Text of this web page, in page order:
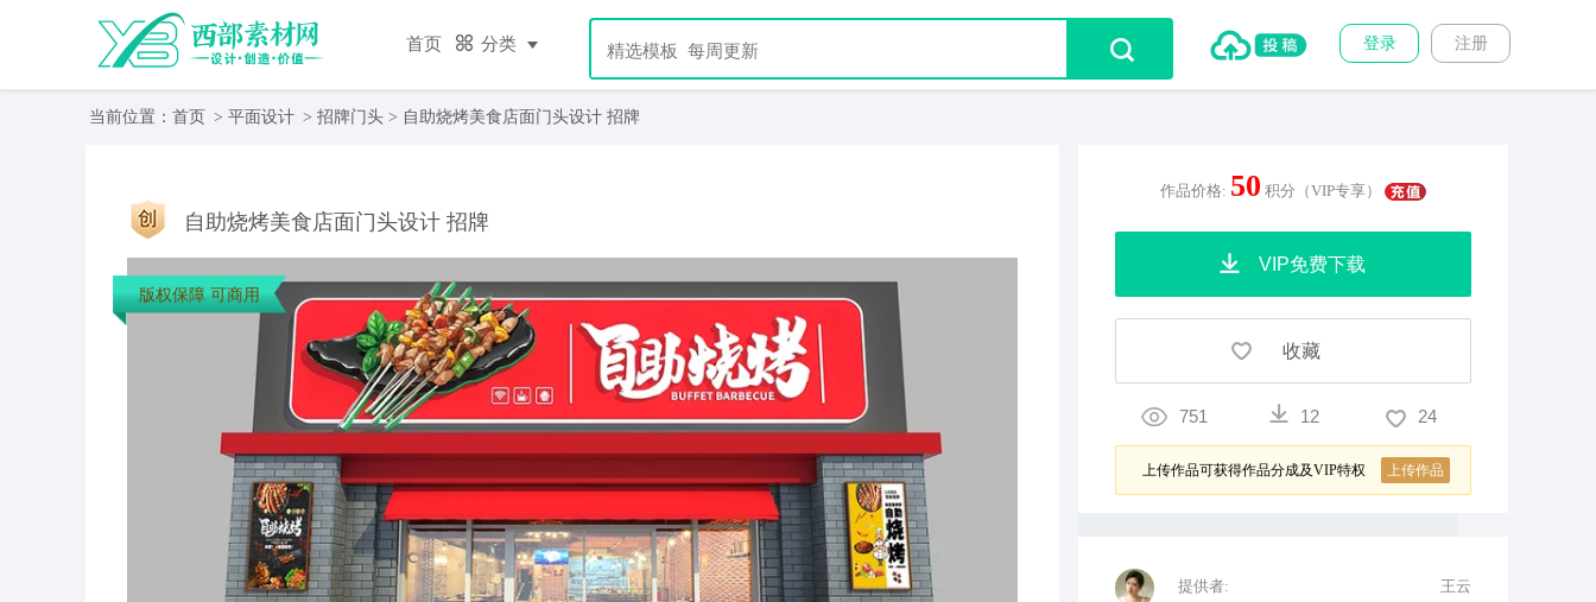
首页 分类 注册
登录
当前位置： 首页 > 平面设计 > 招牌门头 > 自助烧烤美食店面门头设计 招牌
自助烧烤美食店面门头设计 招牌
版权保障 可商用
作品价格: 50 积分（VIP专享）
VIP免费下载
收藏
751 12 24
上传作品可获得作品分成及VIP特权 上传作品
提供者: 王云